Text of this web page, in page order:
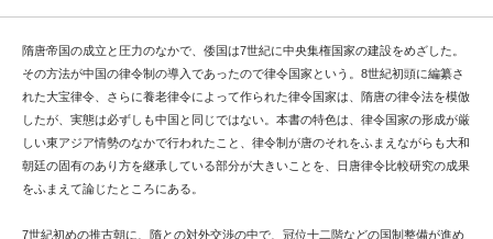
隋唐帝国の成立と圧力のなかで、倭国は7世紀に中央集権国家の建設をめざした。
その方法が中国の律令制の導入であったので律令国家という。8世紀初頭に編纂さ
れた大宝律令、さらに養老律令によって作られた律令国家は、隋唐の律令法を模倣
したが、実態は必ずしも中国と同じではない。本書の特色は、律令国家の形成が厳
しい東アジア情勢のなかで行われたこと、律令制が唐のそれをふまえながらも大和
朝廷の固有のあり方を継承している部分が大きいことを、日唐律令比較研究の成果
をふまえて論じたところにある。
7世紀初めの推古朝に、隋との対外交渉の中で、冠位十二階などの国制整備が進め